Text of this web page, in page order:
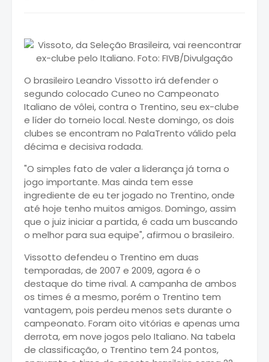
O brasileiro Leandro Vissotto irá defender o
segundo colocado Cuneo no Campeonato
Italiano de vôlei, contra o Trentino, seu ex-clube
e líder do torneio local. Neste domingo, os dois
clubes se encontram no PalaTrento válido pela
décima e decisiva rodada.
"O simples fato de valer a liderança já torna o
jogo importante. Mas ainda tem esse
ingrediente de eu ter jogado no Trentino, onde
até hoje tenho muitos amigos. Domingo, assim
que o juiz iniciar a partida, é cada um buscando
o melhor para sua equipe", afirmou o brasileiro.
Vissotto defendeu o Trentino em duas
temporadas, de 2007 e 2009, agora é o
destaque do time rival. A campanha de ambos
os times é a mesmo, porém o Trentino tem
vantagem, pois perdeu menos sets durante o
campeonato. Foram oito vitórias e apenas uma
derrota, em nove jogos pelo Italiano. Na tabela
de classificação, o Trentino tem 24 pontos,